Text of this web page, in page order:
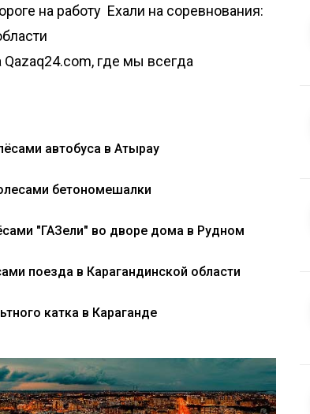
на работу Ехали на соревнования:
где мы всегда
автобуса в Атырау
бетономешалки
"ГАЗели" во дворе дома в Рудном
поезда в Карагандинской области
катка в Караганде